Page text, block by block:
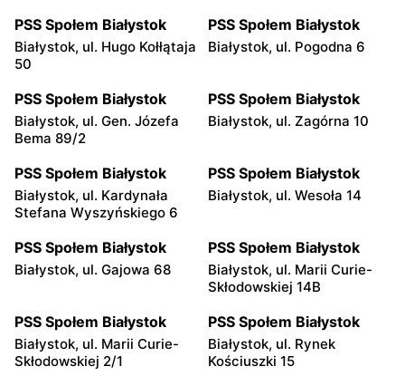
PSS Społem Białystok
Białystok, ul. Hugo Kołłątaja
50
PSS Społem Białystok
Białystok, ul. Pogodna 6
PSS Społem Białystok
Białystok, ul. Gen. Józefa
Bema 89/2
PSS Społem Białystok
Białystok, ul. Zagórna 10
PSS Społem Białystok
Białystok, ul. Kardynała
Stefana Wyszyńskiego 6
PSS Społem Białystok
Białystok, ul. Wesoła 14
PSS Społem Białystok
Białystok, ul. Gajowa 68
PSS Społem Białystok
Białystok, ul. Marii Curie-
Skłodowskiej 14B
PSS Społem Białystok
Białystok, ul. Marii Curie-
Skłodowskiej 2/1
PSS Społem Białystok
Białystok, ul. Rynek
Kościuszki 15